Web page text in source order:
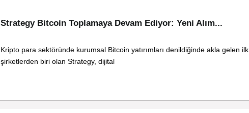
Strategy Bitcoin Toplamaya Devam Ediyor: Yeni Alım...
Kripto para sektöründe kurumsal Bitcoin yatırımları denildiğinde akla gelen ilk
şirketlerden biri olan Strategy, dijital